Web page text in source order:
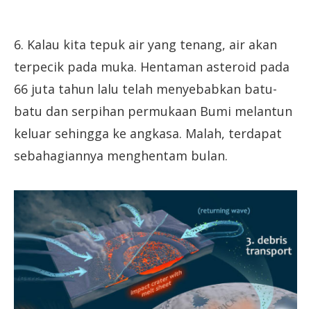
6. Kalau kita tepuk air yang tenang, air akan
terpecik pada muka. Hentaman asteroid pada
66 juta tahun lalu telah menyebabkan batu-
batu dan serpihan permukaan Bumi melantun
keluar sehingga ke angkasa. Malah, terdapat
sebahagiannya menghentam bulan.